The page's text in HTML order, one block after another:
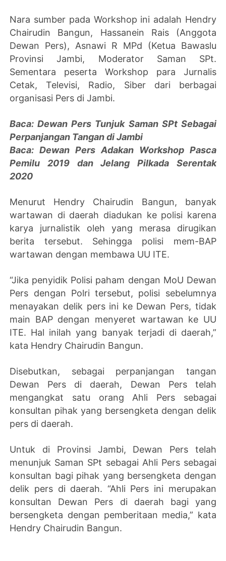
Nara sumber pada Workshop ini adalah Hendry
Chairudin Bangun, Hassanein Rais (Anggota
Dewan Pers), Asnawi R MPd (Ketua Bawaslu
Provinsi Jambi, Moderator Saman SPt.
Sementara peserta Workshop para Jurnalis
Cetak, Televisi, Radio, Siber dari berbagai
organisasi Pers di Jambi.
Baca: Dewan Pers Tunjuk Saman SPt Sebagai
Perpanjangan Tangan di Jambi
Baca: Dewan Pers Adakan Workshop Pasca
Pemilu 2019 dan Jelang Pilkada Serentak
2020
Menurut Hendry Chairudin Bangun, banyak
wartawan di daerah diadukan ke polisi karena
karya jurnalistik oleh yang merasa dirugikan
berita tersebut. Sehingga polisi mem-BAP
wartawan dengan membawa UU ITE.
“Jika penyidik Polisi paham dengan MoU Dewan
Pers dengan Polri tersebut, polisi sebelumnya
menayakan delik pers ini ke Dewan Pers, tidak
main BAP dengan menyeret wartawan ke UU
ITE. Hal inilah yang banyak terjadi di daerah,”
kata Hendry Chairudin Bangun.
Disebutkan, sebagai perpanjangan tangan
Dewan Pers di daerah, Dewan Pers telah
mengangkat satu orang Ahli Pers sebagai
konsultan pihak yang bersengketa dengan delik
pers di daerah.
Untuk di Provinsi Jambi, Dewan Pers telah
menunjuk Saman SPt sebagai Ahli Pers sebagai
konsultan bagi pihak yang bersengketa dengan
delik pers di daerah. “Ahli Pers ini merupakan
konsultan Dewan Pers di daerah bagi yang
bersengketa dengan pemberitaan media,” kata
Hendry Chairudin Bangun.